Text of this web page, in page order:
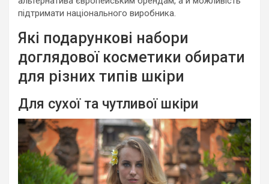
підтримати національного виробника.
Які подарункові набори
доглядової косметики обирати
для різних типів шкіри
Для сухої та чутливої шкіри